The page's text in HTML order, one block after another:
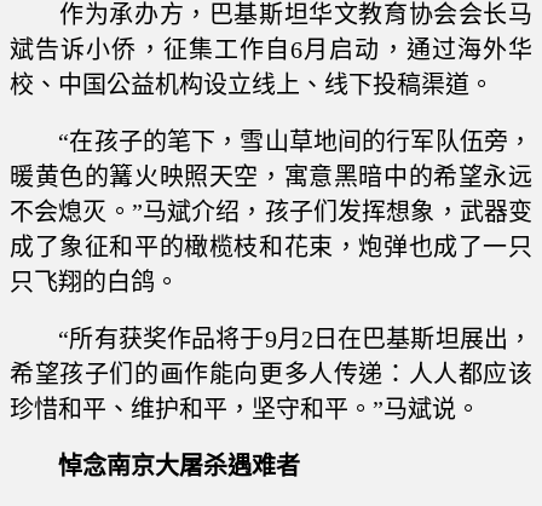
作为承办方，巴基斯坦华文教育协会会长马
斌告诉小侨，征集工作自6月启动，通过海外华
校、中国公益机构设立线上、线下投稿渠道。
“在孩子的笔下，雪山草地间的行军队伍旁，
暖黄色的篝火映照天空，寓意黑暗中的希望永远
不会熄灭。”马斌介绍，孩子们发挥想象，武器变
成了象征和平的橄榄枝和花束，炮弹也成了一只
只飞翔的白鸽。
“所有获奖作品将于9月2日在巴基斯坦展出，
希望孩子们的画作能向更多人传递：人人都应该
珍惜和平、维护和平，坚守和平。”马斌说。
悼念南京大屠杀遇难者